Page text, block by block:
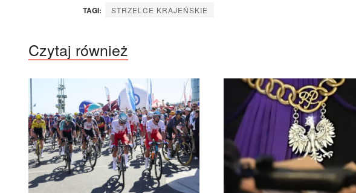
TAGI: STRZELCE KRAJEŃSKIE
Czytaj również